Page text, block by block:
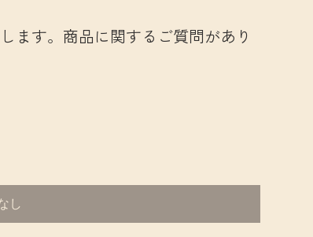
ます。商品に関するご質問があり
し